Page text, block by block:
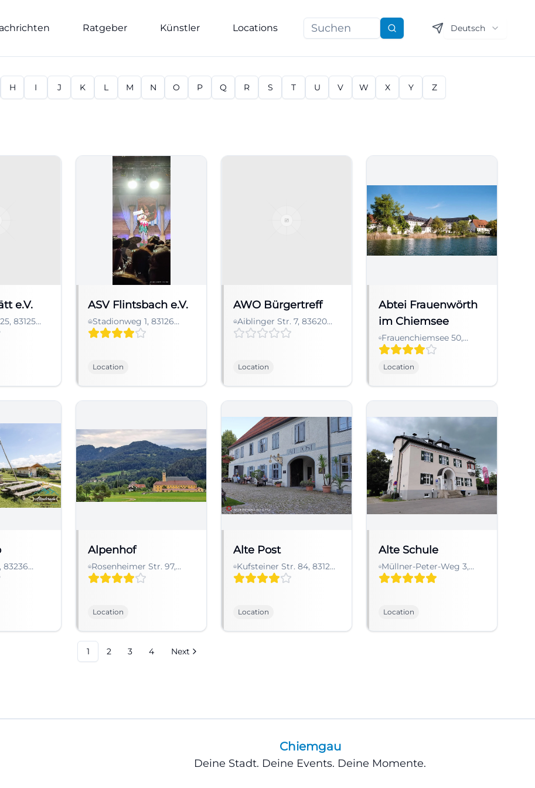
Ratgeber Künstler Locations Suchen Deutsch
H I J K L M N O P Q R S T U V W X Y Z
e.V.
83125
ASV Flintsbach e.V.
Stadionweg 1, 83126
Flintsbach am Inn,
Location
AWO Bürgertreff
Aiblinger Str. 7, 83620
Feldkirchen-Westerham,
Location
Abtei Frauenwörth
im Chiemsee
Frauenchiemsee 50,
83256 Chiemsee-
Deutschland
Location
83236
Alpenhof
Rosenheimer Str. 97,
83080 Oberaudorf-
Location
Alte Post
Kufsteiner Str. 84, 83126
Flintsbach am Inn-
Location
Alte Schule
Müllner-Peter-Weg 3,
83229 Aschau im
Location
1 2 3 4
Next
Chiemgau
Deine Stadt. Deine Events. Deine Momente.